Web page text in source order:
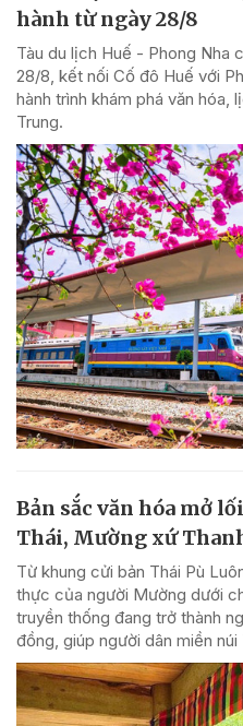
hành từ ngày 28/8
Tàu du lịch Huế - Phong Nha
28/8, kết nối Cố đô Huế với
hành trình khám phá văn hóa,
Trung.
Bản sắc văn hóa mở
Thái, Mường xứ
Từ khung cửi bản Thái Pù
thực của người Mường dưới
truyền thống đang trở thành
đồng, giúp người dân miền núi